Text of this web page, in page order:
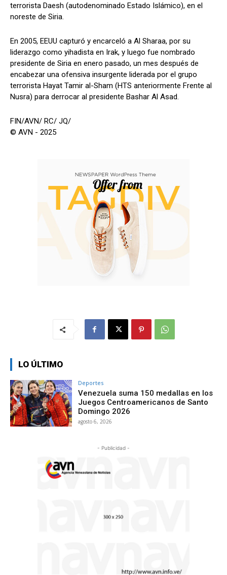
terrorista Daesh (autodenominado Estado Islámico), en el
noreste de Siria.
En 2005, EEUU capturó y encarceló a Al Sharaa, por su
liderazgo como yihadista en Irak, y luego fue nombrado
presidente de Siria en enero pasado, un mes después de
encabezar una ofensiva insurgente liderada por el grupo
terrorista Hayat Tamir al-Sham (HTS anteriormente Frente al
Nusra) para derrocar al presidente Bashar Al Asad.
FIN/AVN/ RC/ JQ/
© AVN - 2025
LO ÚLTIMO
Deportes
Venezuela suma 150 medallas en los
Juegos Centroamericanos de Santo
Domingo 2026
agosto 6, 2026
- Publicidad -